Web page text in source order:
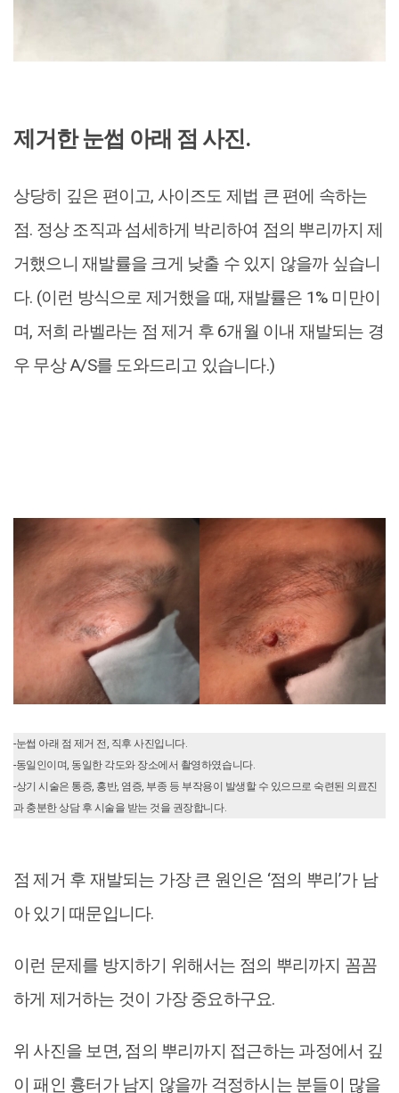
제거한 눈썹 아래 점 사진.
상당히 깊은 편이고, 사이즈도 제법 큰 편에 속하는
점. 정상 조직과 섬세하게 박리하여 점의 뿌리까지 제
거했으니 재발률을 크게 낮출 수 있지 않을까 싶습니
다. (이런 방식으로 제거했을 때, 재발률은 1% 미만이
며, 저희 라벨라는 점 제거 후 6개월 이내 재발되는 경
우 무상 A/S를 도와드리고 있습니다.)
-눈썹 아래 점 제거 전, 직후 사진입니다.
-동일인이며, 동일한 각도와 장소에서 촬영하였습니다.
-상기 시술은 통증, 홍반, 염증, 부종 등 부작용이 발생할 수 있으므로 숙련된 의료진
과 충분한 상담 후 시술을 받는 것을 권장합니다.
점 제거 후 재발되는 가장 큰 원인은 ‘점의 뿌리’가 남
아 있기 때문입니다.
이런 문제를 방지하기 위해서는 점의 뿌리까지 꼼꼼
하게 제거하는 것이 가장 중요하구요.
위 사진을 보면, 점의 뿌리까지 접근하는 과정에서 깊
이 패인 흉터가 남지 않을까 걱정하시는 분들이 많을